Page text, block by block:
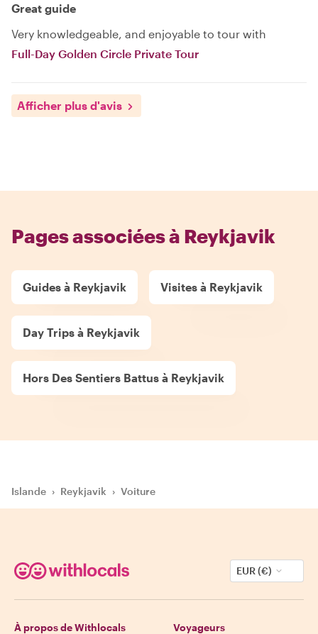
Great guide
Very knowledgeable, and enjoyable to tour with
Full-Day Golden Circle Private Tour
Afficher plus d'avis
Pages associées à Reykjavik
Guides à Reykjavik Visites à Reykjavik
Day Trips à Reykjavik
Hors Des Sentiers Battus à Reykjavik
Islande › Reykjavik › Voiture
EUR (€)
À propos de Withlocals Voyageurs